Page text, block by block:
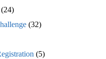
(32)
(5)